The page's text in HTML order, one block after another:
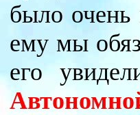
было очень
ему мы
его